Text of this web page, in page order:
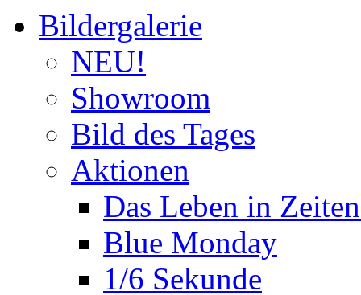
Bildergalerie
NEU!
Showroom
Bild des Tages
Aktionen
Das Leben in
Blue Monday
1/6 Sekunde